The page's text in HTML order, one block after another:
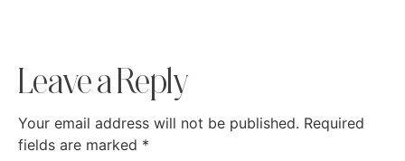
Leave a Reply
Your email address will not be published. Required
fields are marked *